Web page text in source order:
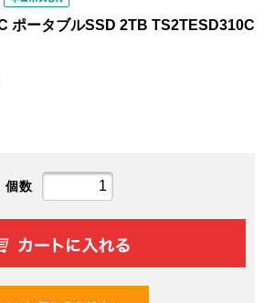
ポータブルSSD 2TB TS2TESD310C
個数